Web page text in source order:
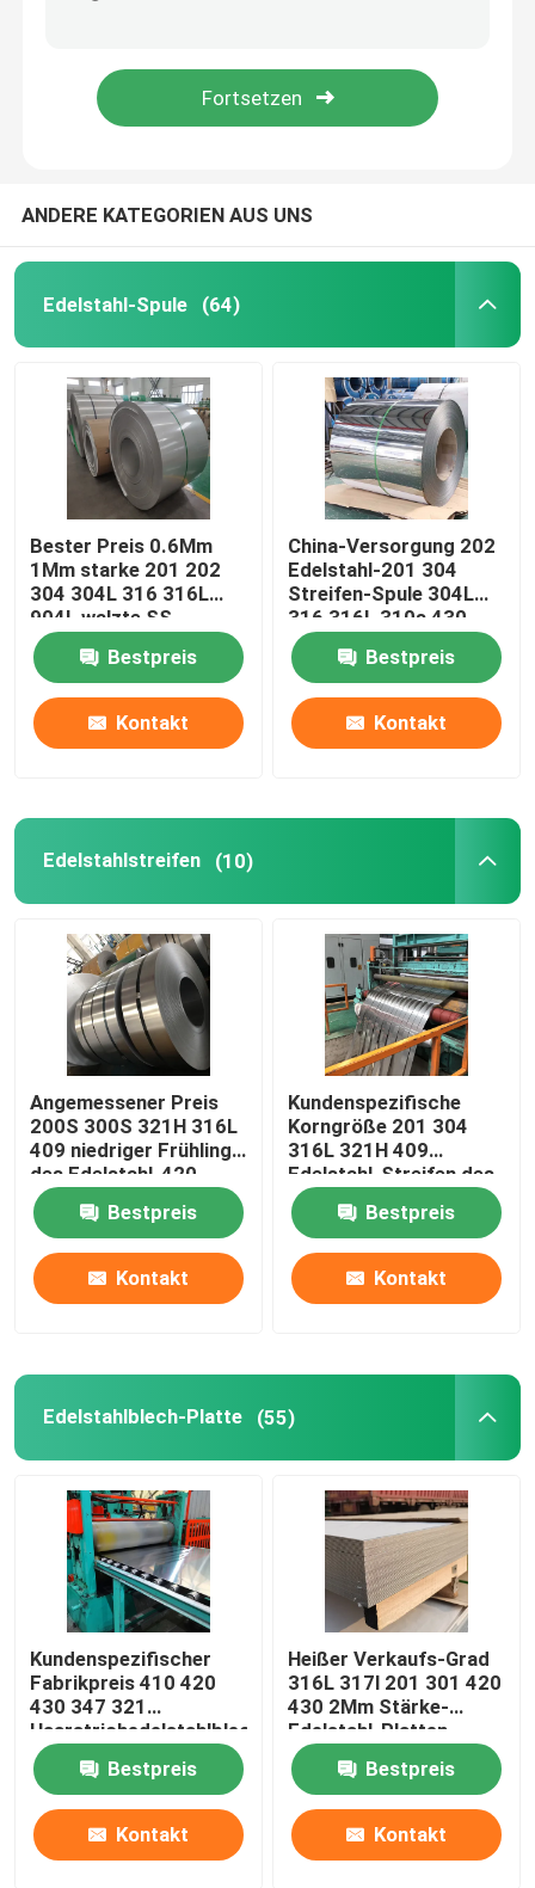
Edelstahl gegen Gelbfärbung
Edelstahl geschweißtes Rohr
Edelstahl-Rundeisen
Edelstahl-Kanal
Edelstahlwinkel
Strahl des Edelstahls H
Edelstahldraht
Nahtloses Rohr des Edelstahls
Edelstahlvierkant
Edelstahl-flache Stange
ANDERE KATEGORIEN AUS UNS
Edelstahl-Spule (64)
Bester Preis 0.6Mm
1Mm starke 201 202
304 304L 316 316L
904L walzte SS-
Edelstahl-Spulen-Blatt
kalt
Bestpreis
Kontakt
China-Versorgung 202
Edelstahl-201 304
Streifen-Spule 304L
316 316L 310s 430
904L
Bestpreis
Kontakt
Edelstahlstreifen (10)
Angemessener Preis
200S 300S 321H 316L
409 niedriger Frühling
des Edelstahl-420
904L streift Spulen ab
Bestpreis
Kontakt
Kundenspezifische
Korngröße 201 304
316L 321H 409
Edelstahl-Streifen des
Spiegel-420 430 904L
für VerkaufBestpreis
Kontakt
Edelstahlblech-Platte (55)
Kundenspezifischer
Fabrikpreis 410 420
430 347 321
Haarstrichedelstahlblech-
Platten-Metall 4x8
Bestpreis
Kontakt
Heißer Verkaufs-Grad
316L 317l 201 301 420
430 2Mm Stärke-
Edelstahl-Platten-
Blätter
Bestpreis
Kontakt